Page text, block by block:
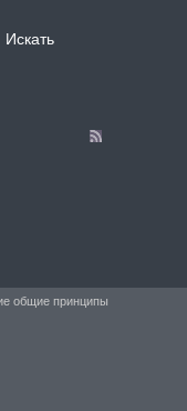
общие принципы